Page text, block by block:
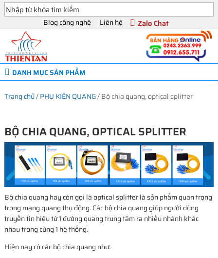
Blog công nghệ Liên hệ Zalo Chat
DANH MỤC SẢN PHẨM
Trang chủ/PHỤ KIỆN QUANG/Bộ chia quang, optical splitter
BỘ CHIA QUANG, OPTICAL SPLITTER
Bộ chia quang hay còn gọi là optical splitter là sản phẩm quan trọng
trong mạng quang thụ động. Các bộ chia quang giúp người dùng
truyền tín hiệu từ 1 đường quang trung tâm ra nhiều nhánh khác
nhau trong cùng 1 hệ thống.
Hiện nay có các bộ chia quang như: